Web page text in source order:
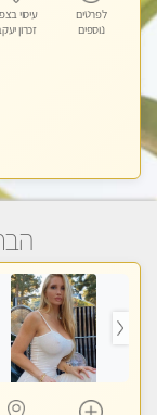
לפרטים
נוספים
עיסוי
זכרון